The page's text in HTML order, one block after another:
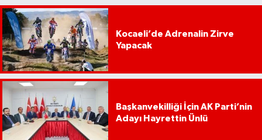
Kocaeli’de Adrenalin Zirve
Yapacak
Başkanvekilliği İçin AK Parti’nin
Adayı Hayrettin Ünlü